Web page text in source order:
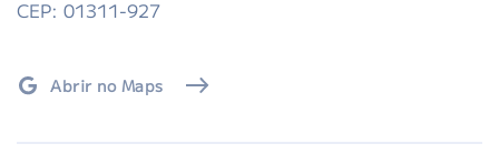
CEP: 01311-927
Abrir no Maps